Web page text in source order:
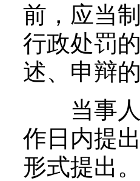
前，应当
行政处罚
述、申辩
当事人
作日内提
形式提出